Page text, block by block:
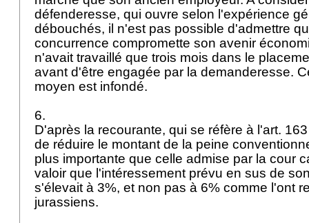
défenderesse, qui ouvre selon l'expérience
débouchés, il n'est pas possible d'admettre
concurrence compromette son avenir
n'avait travaillé que trois mois dans le
avant d'être engagée par la demanderesse.
moyen est infondé.
6.
D'après la recourante, qui se réfère à l'art.
de réduire le montant de la peine
plus importante que celle admise par la cour
valoir que l'intéressement prévu en sus de
s'élevait à 3%, et non pas à 6% comme l'ont
jurassiens.